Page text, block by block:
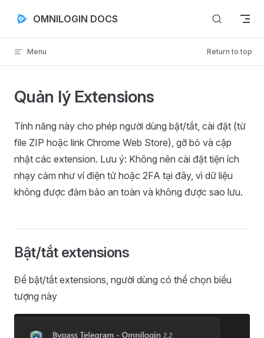
Skip to content
OMNILOGIN DOCS
Menu Return to top
Quản lý Extensions
Tính năng này cho phép người dùng bật/tắt, cài đặt (từ
file ZIP hoặc link Chrome Web Store), gỡ bỏ và cập
nhật các extension. Lưu ý: Không nên cài đặt tiện ích
nhạy cảm như ví điện tử hoặc 2FA tại đây, vì dữ liệu
không được đảm bảo an toàn và không được sao lưu.
Bật/tắt extensions
Để bật/tắt extensions, người dùng có thể chọn biểu
tượng này